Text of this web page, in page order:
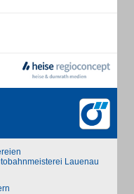
Lauenau